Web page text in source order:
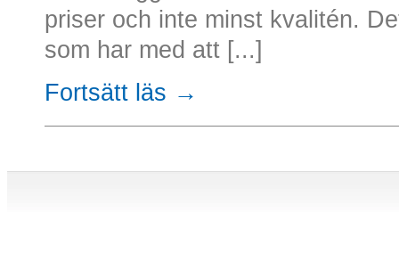
priser och inte minst kvalitén.
som har med att [...]
Fortsätt läs →